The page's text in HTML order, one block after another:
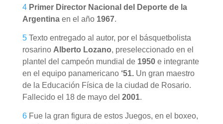
4 Primer Director Nacional del Deporte de la
Argentinaen el año 1967.
5Texto entregado al autor, por el básquetbolista
rosarino Alberto Lozano, preseleccionado en el
plantel del campeón mundial de 1950e integrante
en el equipo panamericano ‘51.Un gran maestro
de la Educación Física de la ciudad de Rosario.
Fallecido el 18 de mayo del 2001.
6Fue la gran figura de estos Juegos, en el boxeo,